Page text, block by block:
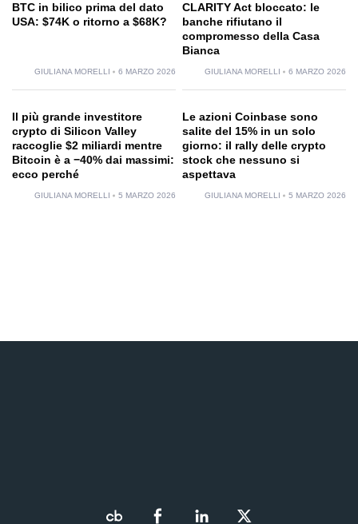
BTC in bilico prima del dato
USA: $74K o ritorno a $68K?
GIULIANA MORELLI 6 MARZO 2026
CLARITY Act bloccato: le
banche rifiutano il
compromesso della Casa
Bianca
GIULIANA MORELLI 6 MARZO 2026
Il più grande investitore
crypto di Silicon Valley
raccoglie $2 miliardi mentre
Bitcoin è a −40% dai massimi:
ecco perché
GIULIANA MORELLI 5 MARZO 2026
Le azioni Coinbase sono
salite del 15% in un solo
giorno: il rally delle crypto
stock che nessuno si
aspettava
GIULIANA MORELLI 5 MARZO 2026